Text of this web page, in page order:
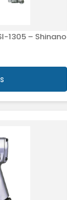
1305 – Shinano